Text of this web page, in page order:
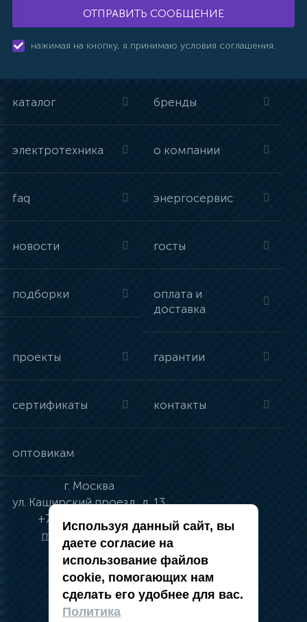
ОТПРАВИТЬ СООБЩЕНИЕ
нажимая на кнопку, я принимаю условия соглашения.
каталог бренды
электротехника о компании
faq энергосервис
новости госты
подборки
оплата и
доставка
проекты гарантии
сертификаты контакты
оптовикам
г. Москва
ул. Каширский проезд, д. 13
+7 (495) 134-41-83
moskva@vincci.ru
политика в отношении обработки
персональных данных
Используя данный сайт, вы
даете согласие на
использование файлов
cookie, помогающих нам
сделать его удобнее для вас.
Политика